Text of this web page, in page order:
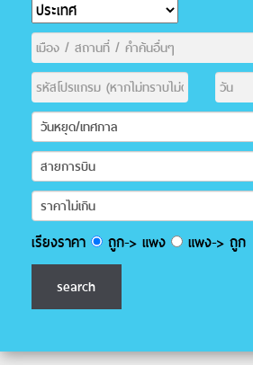
เรียงราคา ถูก-> แพง แพง-> ถูก